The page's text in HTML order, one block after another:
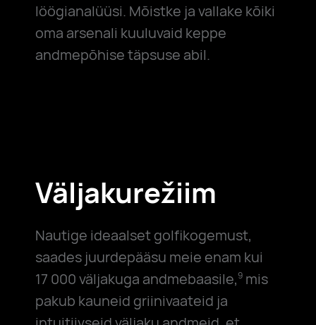
löögianalüüsi. Mõistke ja vallake kõiki
oma arsenali kuuluvaid keppe
andmepõhise täpsuse abil.
Väljakurežiim
Nautige ideaalset golfikogemust,
saades juurdepääsu meie enam kui
17 000väljakuga andmebaasile,9mis
pakub kauneid griinivaateid ja